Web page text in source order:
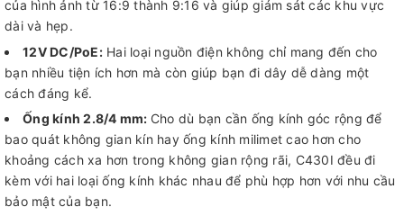
của hình ảnh từ 16:9 thành 9:16 và giúp giám sát các khu vực
dài và hẹp.
12V DC/PoE:Hai loại nguồn điện không chỉ mang đến cho
bạn nhiều tiện ích hơn mà còn giúp bạn đi dây dễ dàng một
cách đáng kể.
Ống kính 2.8/4 mm: Cho dù bạn cần ống kính góc rộng để
bao quát không gian kín hay ống kính milimet cao hơn cho
khoảng cách xa hơn trong không gian rộng rãi, C430I đều đi
kèm với hai loại ống kính khác nhau để phù hợp hơn với nhu cầu
bảo mật của bạn.